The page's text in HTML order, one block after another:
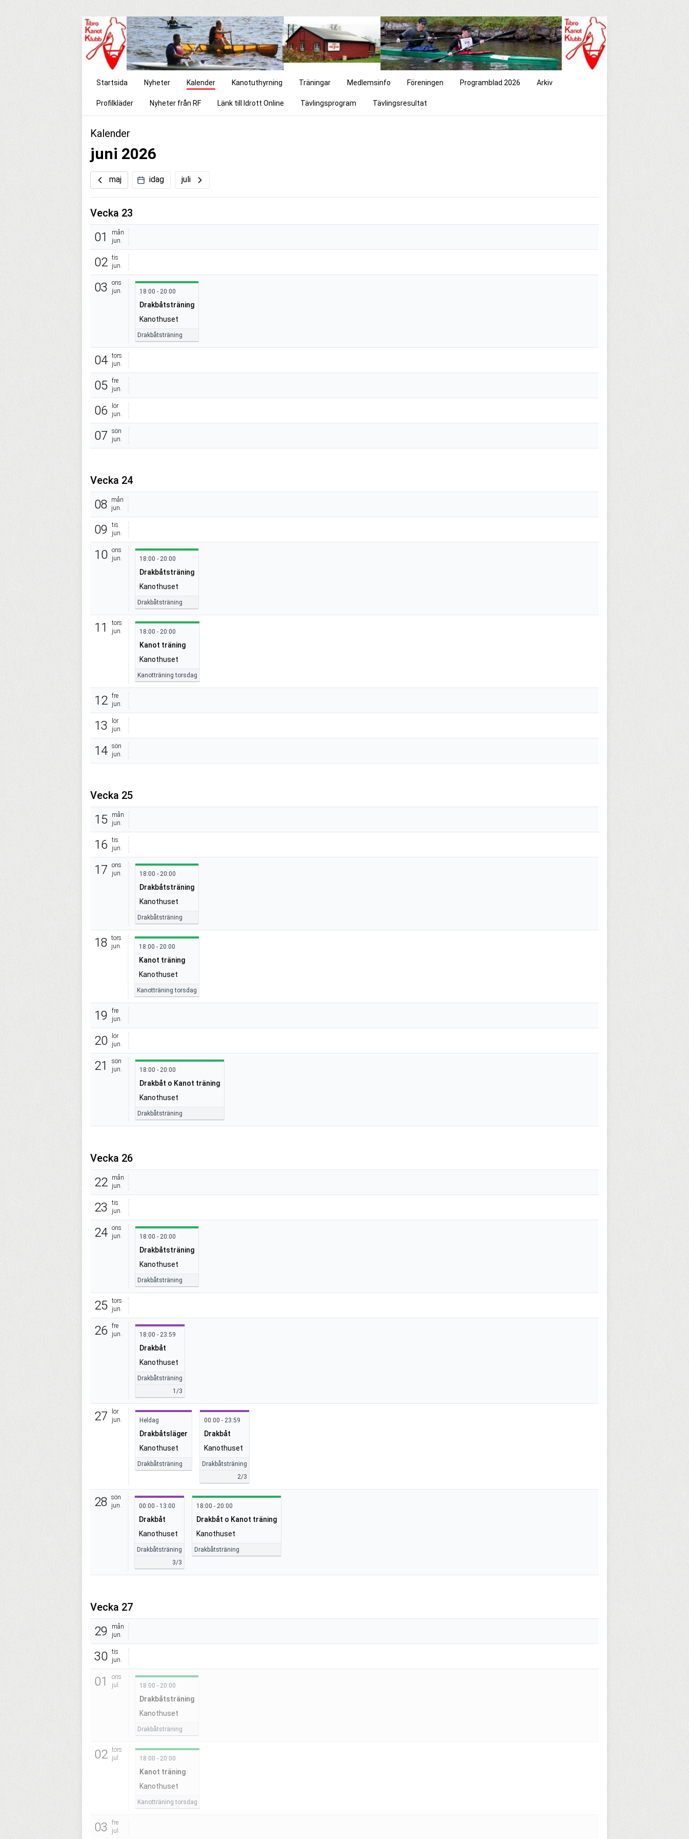
Startsida Nyheter Kalender Kanotuthyrning Träningar Medlemsinfo Föreningen Programblad 2026 Arkiv
Profilkläder Nyheter från RF Länk till Idrott Online Tävlingsprogram Tävlingsresultat
Kalender
juni 2026
maj idag juli
Vecka 23
01
mån
jun.
02 tis
jun.
03
ons
jun.
18:00 - 20:00
Drakbåtsträning
Kanothuset
Drakbåtsträning
04 tors
jun.
05
fre
jun.
06
lör
jun.
07
sön
jun.
Vecka 24
08
mån
jun.
09
tis
jun.
10 ons
jun.
18:00 - 20:00
Drakbåtsträning
Kanothuset
Drakbåtsträning
11
tors
jun.
18:00 - 20:00
Kanot träning
Kanothuset
Kanotträning torsdag
12 fre
jun.
13
lör
jun.
14 sön
jun.
Vecka 25
15
mån
jun.
16
tis
jun.
17
ons
jun.
18:00 - 20:00
Drakbåtsträning
Kanothuset
Drakbåtsträning
18
tors
jun.
18:00 - 20:00
Kanot träning
Kanothuset
Kanotträning torsdag
19
fre
jun.
20
lör
jun.
21
sön
jun.
18:00 - 20:00
Drakbåt o Kanot träning
Kanothuset
Drakbåtsträning
Vecka 26
22
mån
jun.
23
tis
jun.
24 ons
jun.
18:00 - 20:00
Drakbåtsträning
Kanothuset
Drakbåtsträning
25
tors
jun.
26
fre
jun.
18:00 - 23:59
Drakbåt
Kanothuset
Drakbåtsträning
1/3
27
lör
jun.
Heldag
Drakbåtsläger
Kanothuset
Drakbåtsträning
00:00 - 23:59
Drakbåt
Kanothuset
Drakbåtsträning
2/3
28
sön
jun.
00:00 - 13:00
Drakbåt
Kanothuset
Drakbåtsträning
3/3
18:00 - 20:00
Drakbåt o Kanot träning
Kanothuset
Drakbåtsträning
Vecka 27
29
mån
jun.
30 tis
jun.
01
ons
jul.
18:00 - 20:00
Drakbåtsträning
Kanothuset
Drakbåtsträning
02 tors
jul.
18:00 - 20:00
Kanot träning
Kanothuset
Kanotträning torsdag
03
fre
jul.